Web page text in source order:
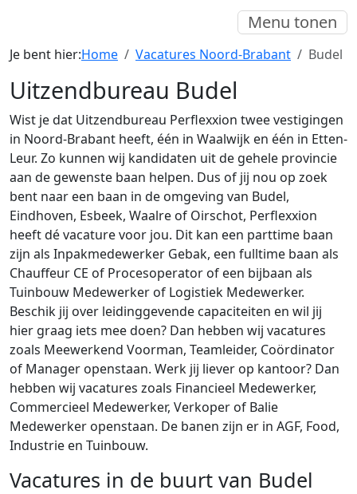
Menu tonen
Je bent hier:Home Vacatures Noord-Brabant Budel
Uitzendbureau Budel
Wist je dat Uitzendbureau Perflexxion twee vestigingen
in Noord-Brabant heeft, één in Waalwijk en één in Etten-
Leur. Zo kunnen wij kandidaten uit de gehele provincie
aan de gewenste baan helpen. Dus of jij nou op zoek
bent naar een baan in de omgeving van Budel,
Eindhoven, Esbeek, Waalre of Oirschot, Perflexxion
heeft dé vacature voor jou. Dit kan een parttime baan
zijn als Inpakmedewerker Gebak, een fulltime baan als
Chauffeur CE of Procesoperator of een bijbaan als
Tuinbouw Medewerker of Logistiek Medewerker.
Beschik jij over leidinggevende capaciteiten en wil jij
hier graag iets mee doen? Dan hebben wij vacatures
zoals Meewerkend Voorman, Teamleider, Coördinator
of Manager openstaan. Werk jij liever op kantoor? Dan
hebben wij vacatures zoals Financieel Medewerker,
Commercieel Medewerker, Verkoper of Balie
Medewerker openstaan. De banen zijn er in AGF, Food,
Industrie en Tuinbouw.
Vacatures in de buurt van Budel